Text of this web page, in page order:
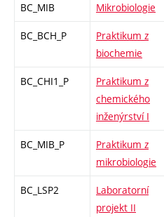
BC_MIB Mikrobiologie
BC_BCH_P
Praktikum z
biochemie
BC_CHI1_P
Praktikum z
chemického
inženýrství I
BC_MIB_P
Praktikum z
mikrobiologie
BC_LSP2
Laboratorní
projekt II